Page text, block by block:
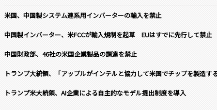
米国、中国製システム連系用インバーターの輸入を禁止
中国製インバーター、米FCCが輸入規制を起草 EUはすでに先行して禁止
中国財政部、46社の米国企業製品の調達を禁止
トランプ大統領、「アップルがインテルと協力して米国でチップを製造す
トランプ米大統領、AI企業による自主的なモデル提出制度を導入